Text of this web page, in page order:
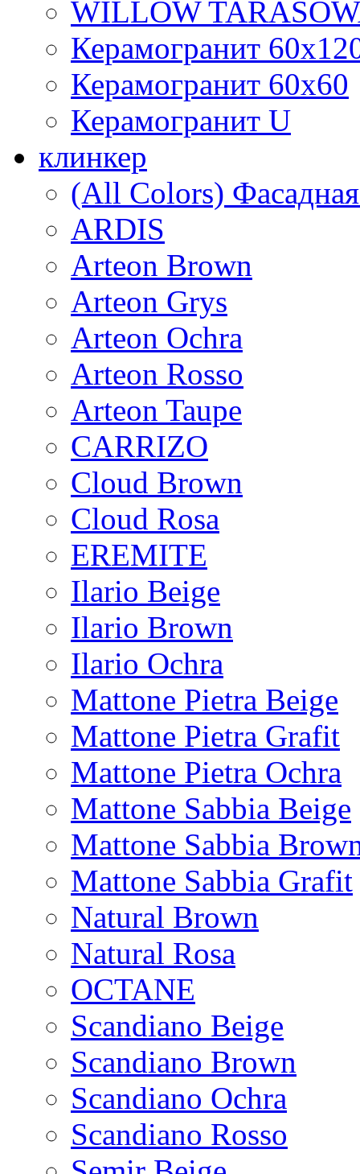
WILLOW
Керамогранит
Керамогранит 60х60
Керамогранит U
клинкер
(All Colors)
ARDIS
Arteon Brown
Arteon Grys
Arteon Ochra
Arteon Rosso
Arteon Taupe
CARRIZO
Cloud Brown
Cloud Rosa
EREMITE
Ilario Beige
Ilario Brown
Ilario Ochra
Mattone Pietra Beige
Mattone Pietra Grafit
Mattone Pietra Ochra
Mattone Sabbia Beige
Mattone Sabbia
Mattone Sabbia Grafit
Natural Brown
Natural Rosa
OCTANE
Scandiano Beige
Scandiano Brown
Scandiano Ochra
Scandiano Rosso